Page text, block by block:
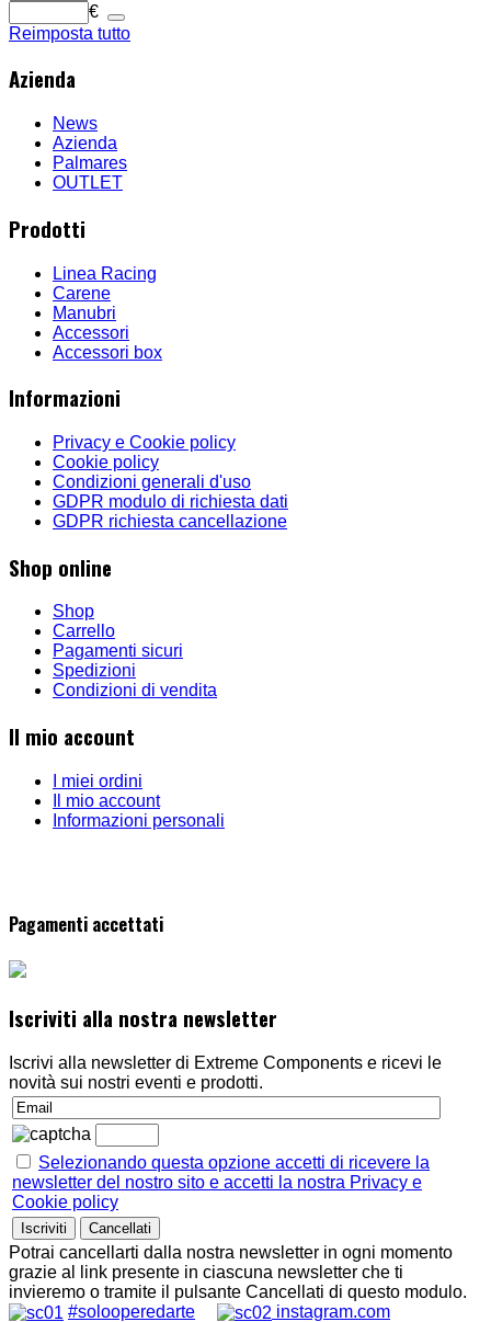
€
Reimposta tutto
Azienda
News
Azienda
Palmares
OUTLET
Prodotti
Linea Racing
Carene
Manubri
Accessori
Accessori box
Informazioni
Privacy e Cookie policy
Cookie policy
Condizioni generali d'uso
GDPR modulo di richiesta dati
GDPR richiesta cancellazione
Shop online
Shop
Carrello
Pagamenti sicuri
Spedizioni
Condizioni di vendita
Il mio account
I miei ordini
Il mio account
Informazioni personali
Pagamenti accettati
Iscriviti alla nostra newsletter
Iscrivi alla newsletter di Extreme Components e ricevi le
novità sui nostri eventi e prodotti.
Selezionando questa opzione accetti di ricevere la
newsletter del nostro sito e accetti la nostra Privacy e
Cookie policy
Potrai cancellarti dalla nostra newsletter in ogni momento
grazie al link presente in ciascuna newsletter che ti
invieremo o tramite il pulsante Cancellati di questo modulo.
#solooperedarte
instagram.com